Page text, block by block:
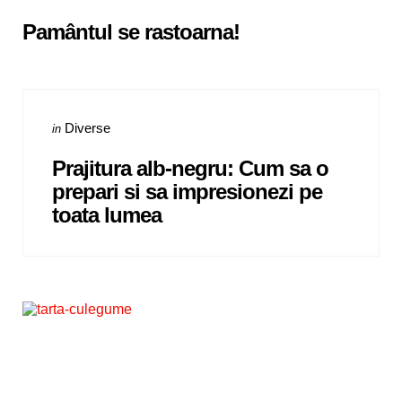
Pamântul se rastoarna!
Categories
Posted
in Diverse
Prajitura alb-negru: Cum sa o
prepari si sa impresionezi pe
toata lumea